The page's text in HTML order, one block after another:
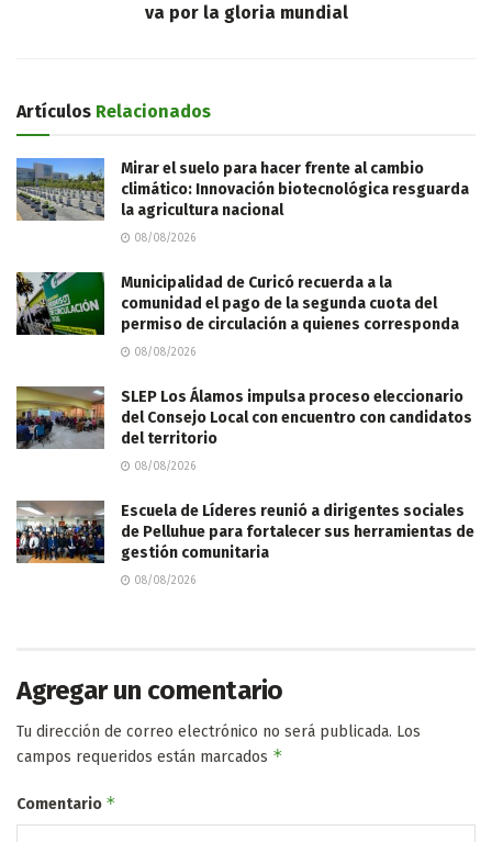
va por la gloria mundial
Artículos Relacionados
Mirar el suelo para hacer frente al cambio
climático: Innovación biotecnológica resguarda
la agricultura nacional
08/08/2026
Municipalidad de Curicó recuerda a la
comunidad el pago de la segunda cuota del
permiso de circulación a quienes corresponda
08/08/2026
SLEP Los Álamos impulsa proceso eleccionario
del Consejo Local con encuentro con candidatos
del territorio
08/08/2026
Escuela de Líderes reunió a dirigentes sociales
de Pelluhue para fortalecer sus herramientas de
gestión comunitaria
08/08/2026
Agregar un comentario
Tu dirección de correo electrónico no será publicada. Los
campos requeridos están marcados *
Comentario *